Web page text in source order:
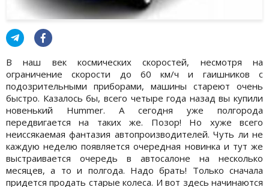
В наш век космических скоростей, несмотря на
ограничение скорости до 60 км/ч и гаишников с
подозрительными приборами, машины стареют очень
быстро. Казалось бы, всего четыре года назад вы купили
новенький Нummer. А сегодня уже полгорода
передвигается на таких же. Позор! Но хуже всего
неиссякаемая фантазия автопроизводителей. Чуть ли не
каждую неделю появляется очередная новинка и тут же
выстраивается очередь в автосалоне на несколько
месяцев, а то и полгода. Надо брать! Только сначала
придется продать старые колеса. И вот здесь начинаются